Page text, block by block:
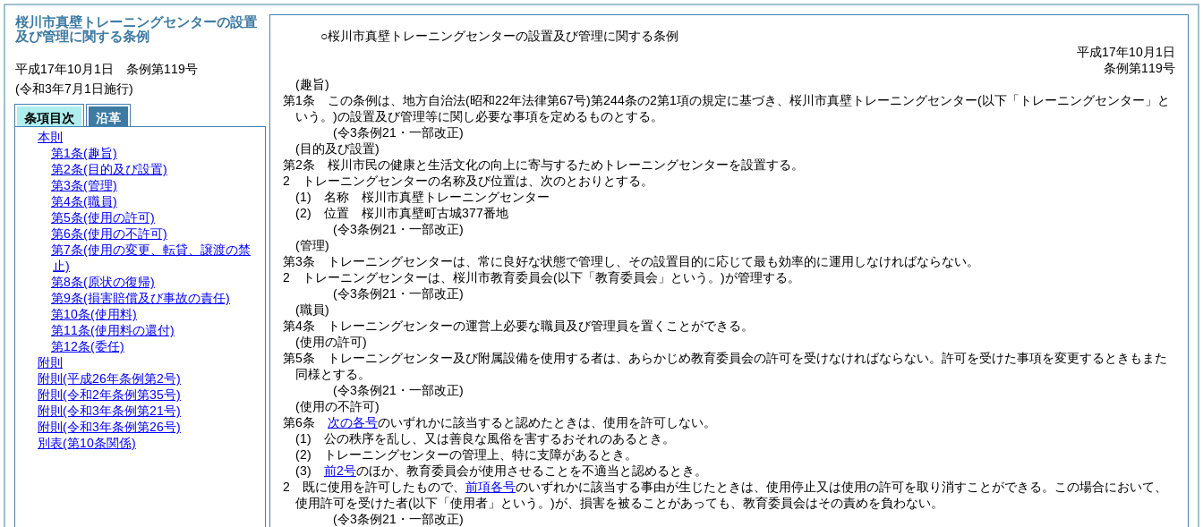
○桜川市真壁トレーニングセンターの設置及び管理に関する条例
平成17年10月1日
条例第119号
(趣旨)
第1条
この条例は、地方自治法(昭和22年法律第67号)第244条の2第1項の規定に基づき、桜川市真壁トレーニングセンター(以下「トレーニングセンター」と
いう。)の設置及び管理等に関し必要な事項を定めるものとする。
(令3条例21・一部改正)
(目的及び設置)
第2条
桜川市民の健康と生活文化の向上に寄与するためトレーニングセンターを設置する。
2
トレーニングセンターの名称及び位置は、次のとおりとする。
(1)
名称 桜川市真壁トレーニングセンター
(2)
位置 桜川市真壁町古城377番地
(令3条例21・一部改正)
(管理)
第3条
トレーニングセンターは、常に良好な状態で管理し、その設置目的に応じて最も効率的に運用しなければならない。
2
トレーニングセンターは、桜川市教育委員会(以下「教育委員会」という。)が管理する。
(令3条例21・一部改正)
(職員)
第4条
トレーニングセンターの運営上必要な職員及び管理員を置くことができる。
(使用の許可)
第5条
トレーニングセンター及び附属設備を使用する者は、あらかじめ教育委員会の許可を受けなければならない。 許可を受けた事項を変更するときもまた
同様とする。
(令3条例21・一部改正)
(使用の不許可)
第6条
次の各号のいずれかに該当すると認めたときは、使用を許可しない。
(1)
公の秩序を乱し、又は善良な風俗を害するおそれのあるとき。
(2)
トレーニングセンターの管理上、特に支障があるとき。
(3)
前2号のほか、教育委員会が使用させることを不適当と認めるとき。
2
既に使用を許可したもので、 前項各号のいずれかに該当する事由が生じたときは、使用停止又は使用の許可を取り消すことができる。
この場合において、
使用許可を受けた者(以下「使用者」という。)が、損害を被ることがあっても、教育委員会はその責めを負わない。
(令3条例21・一部改正)
桜川市真壁トレーニングセンターの設置
及び管理に関する条例
平成17年10月1日 条例第119号
(令和3年7月1日施行)
条項目次
沿革
本則
第1条(趣旨)
第2条(目的及び設置)
第3条(管理)
第4条(職員)
第5条(使用の許可)
第6条(使用の不許可)
第7条(使用の変更、転貸、譲渡の禁
止)
第8条(原状の復帰)
第9条(損害賠償及び事故の責任)
第10条(使用料)
第11条(使用料の還付)
第12条(委任)
附則
附則 (平成26年条例第2号)
附則 (令和2年条例第35号)
附則 (令和3年条例第21号)
附則 (令和3年条例第26号)
別表(第10条関係)